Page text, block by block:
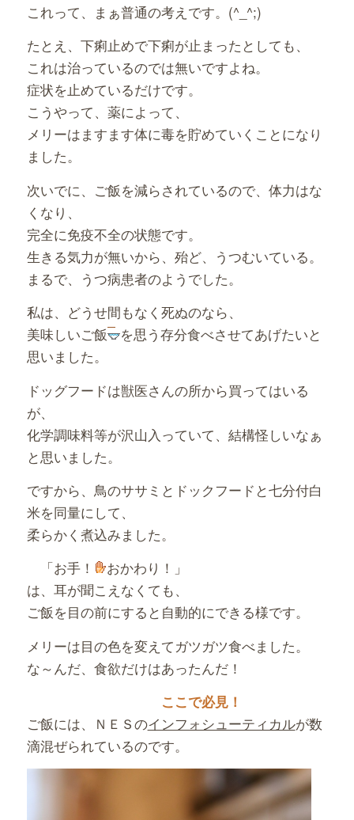
これって、まぁ普通の考えです。(^_^;)
たとえ、下痢止めで下痢が止まったとしても、
これは治っているのでは無いですよね。
症状を止めているだけです。
こうやって、薬によって、
メリーはますます体に毒を貯めていくことになり
ました。
次いでに、ご飯を減らされているので、体力はな
くなり、
完全に免疫不全の状態です。
生きる気力が無いから、殆ど、うつむいている。
まるで、うつ病患者のようでした。
私は、どうせ間もなく死ぬのなら、
美味しいご飯
を思う存分食べさせてあげたいと
思いました。
ドッグフードは獣医さんの所から買ってはいる
が、
化学調味料等が沢山入っていて、結構怪しいなぁ
と思いました。
ですから、鳥のササミとドックフードと七分付白
米を同量にして、
柔らかく煮込みました。
「お手！
おかわり！」
は、耳が聞こえなくても、
ご飯を目の前にすると自動的にできる様です。
メリーは目の色を変えてガツガツ食べました。
な～んだ、食欲だけはあったんだ！
ここで必見！
ご飯には、ＮＥＳのインフォシューティカルが数
滴混ぜられているのです。